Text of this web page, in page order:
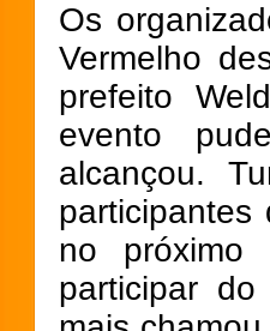
Os
Vermelho
prefeito
evento
alcançou.
participantes
no próximo
participar